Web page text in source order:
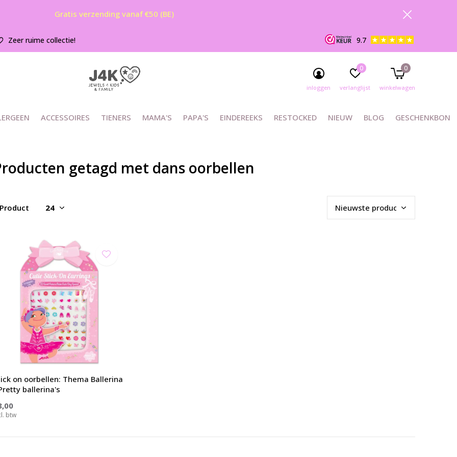
ACCESSOIRES TIENERS MAMA'S PAPA'S EINDEREEKS RESTOCKED NIEUW BLOG GESCHENKBON
inloggen verlanglijst
0
winkelwagen
0
Zeer ruime collectie! 9.7
Gratis verzending vanaf €50 (BE)
getagd met dans oorbellen
on oorbellen: Thema Ballerina
ballerina's
btw